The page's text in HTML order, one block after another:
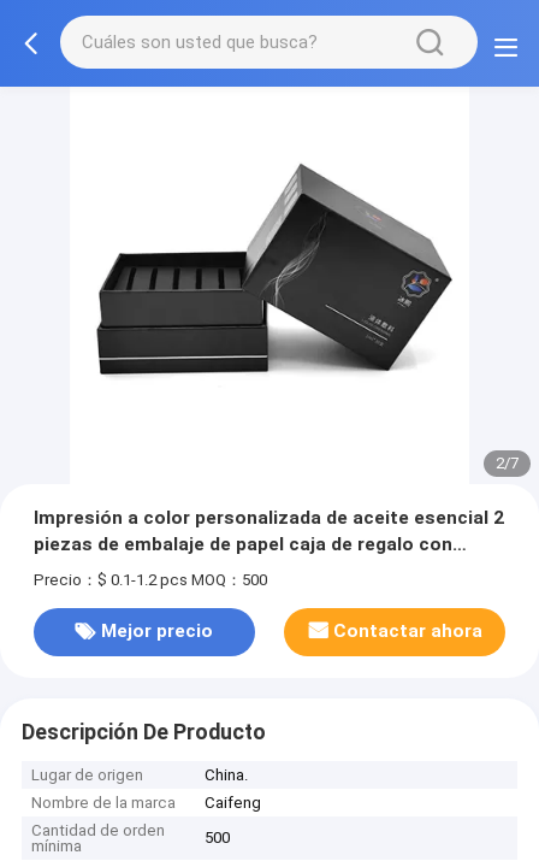
2/7
Impresión a color personalizada de aceite esencial 2
piezas de embalaje de papel caja de regalo con
divisores de cartón para bolsa de suero para el
Precio：$ 0.1-1.2 pcs MOQ：500
Mejor precio Contactar ahora
Descripción De Producto
Lugar de origen
China.
Nombre de la marca
Caifeng
Cantidad de orden
mínima
500